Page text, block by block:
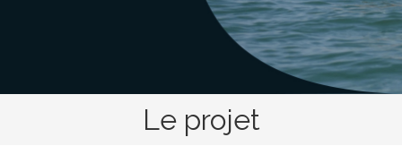
Le projet